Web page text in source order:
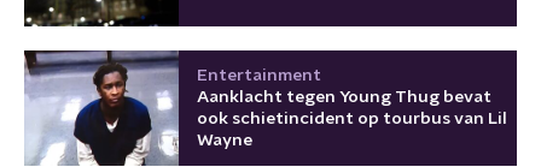
Entertainment
Aanklacht tegen Young Thug bevat
ook schietincident op tourbus van Lil
Wayne